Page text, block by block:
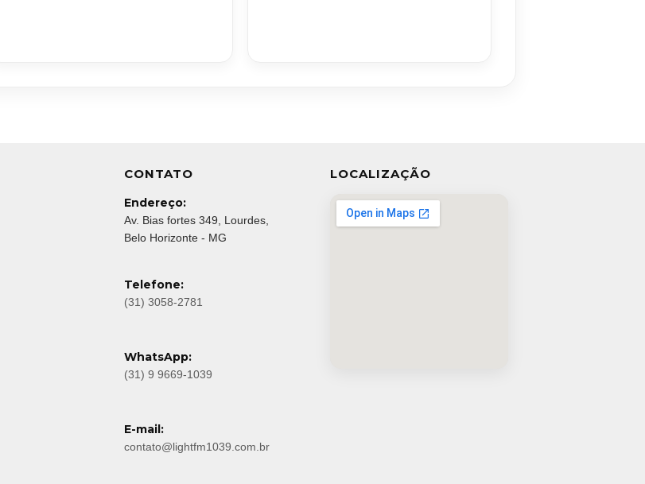
CONTATO
Endereço:
Av. Bias fortes 349, Lourdes,
Belo Horizonte - MG
Telefone:
(31) 3058-2781
WhatsApp:
(31) 9 9669-1039
E-mail:
contato@lightfm1039.com.br
LOCALIZAÇÃO